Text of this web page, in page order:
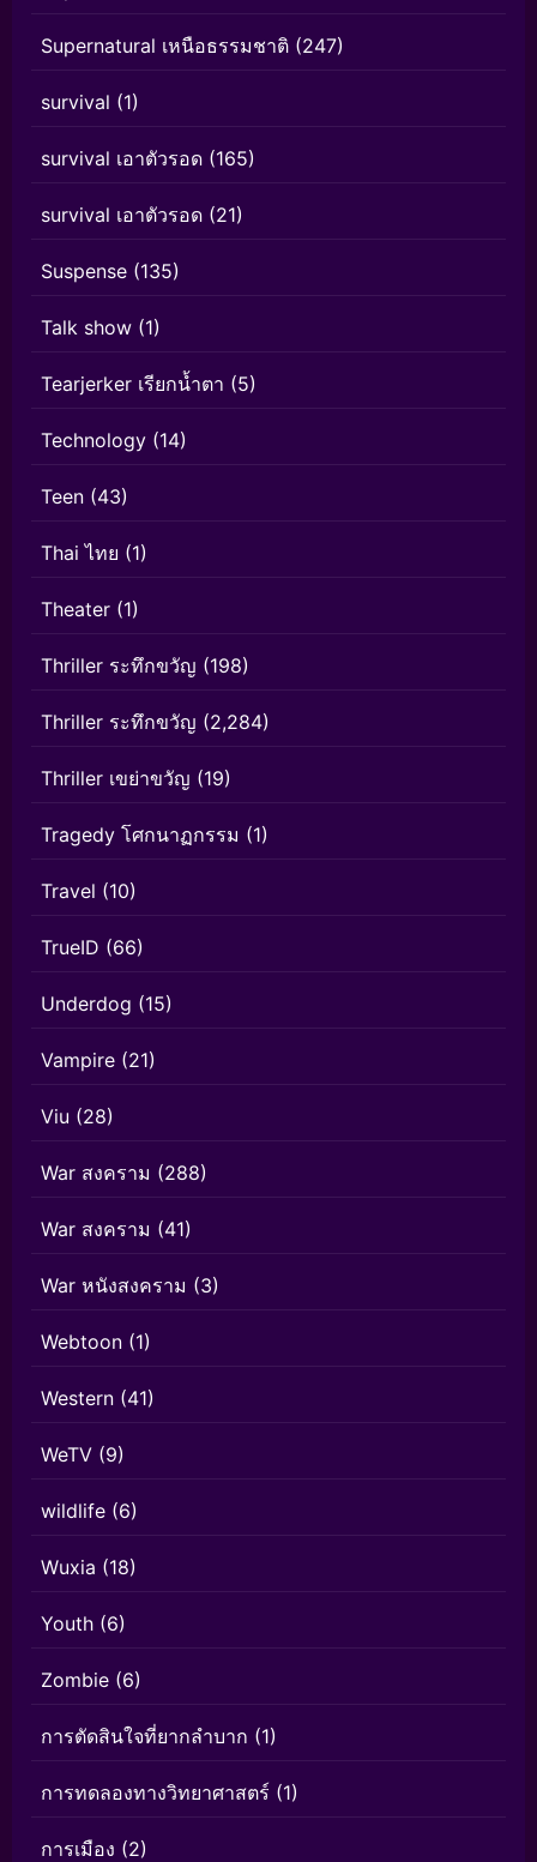
Supernatural เหนือธรรมชาติ (247)
survival (1)
survival เอาตัวรอด (165)
survival เอาตัวรอด (21)
Suspense (135)
Talk show (1)
Tearjerker เรียกน้ำตา (5)
Technology (14)
Teen (43)
Thai ไทย (1)
Theater (1)
Thriller ระทึกขวัญ (198)
Thriller ระทึกขวัญ (2,284)
Thriller เขย่าขวัญ (19)
Tragedy โศกนาฏกรรม (1)
Travel (10)
TrueID (66)
Underdog (15)
Vampire (21)
Viu (28)
War สงคราม (288)
War สงคราม (41)
War หนังสงคราม (3)
Webtoon (1)
Western (41)
WeTV (9)
wildlife (6)
Wuxia (18)
Youth (6)
Zombie (6)
การตัดสินใจที่ยากลำบาก (1)
การทดลองทางวิทยาศาสตร์ (1)
การเมือง (2)